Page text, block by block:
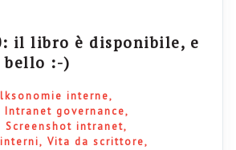
il libro è disponibile, e
bello :-)
interne
Intranet governance
Screenshot intranet
Vita da scrittore